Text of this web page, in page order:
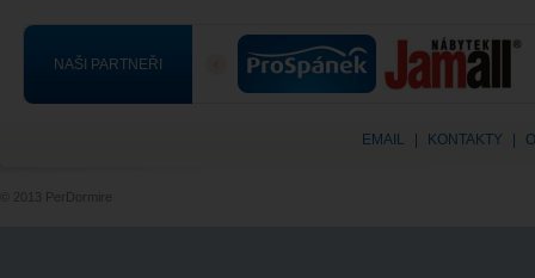
NAŠI PARTNEŘI
EMAIL KONTAKTY
© 2013 PerDormire